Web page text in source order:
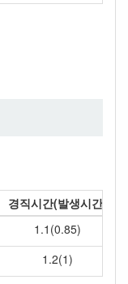
경직시간(발생시간)
1.1(0.85)
1.2(1)